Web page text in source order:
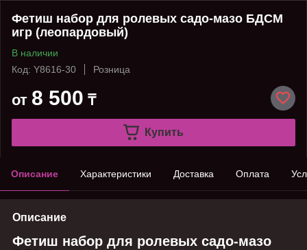
Фетиш набор для ролевых садо-мазо БДСМ
игр (леопардовый)
В наличии
Код: Y8616-30
Розница
от 8 500 ₸
Купить
Описание Характеристики Доставка Оплата
Описание
Фетиш набор для ролевых садо-мазо